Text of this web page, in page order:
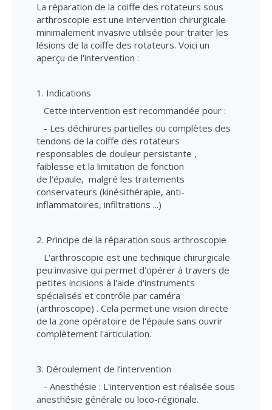
La réparation de la coiffe des rotateurs sous
arthroscopie est une intervention chirurgicale
minimalement invasive utilisée pour traiter les
lésions de la coiffe des rotateurs. Voici un
aperçu de l'intervention :
1. Indications
Cette intervention est recommandée pour :
- Les déchirures partielles ou complètes des
tendons de la coiffe des rotateurs
responsables de douleur persistante ,
faiblesse et la limitation de fonction
de l'épaule, malgré les traitements
conservateurs (kinésithérapie, anti-
inflammatoires, infiltrations ...)
2. Principe de la réparation sous arthroscopie
L'arthroscopie est une technique chirurgicale
peu invasive qui permet d'opérer à travers de
petites incisions à l'aide d'instruments
spécialisés et contrôle par caméra
(arthroscope) . Cela permet une vision directe
de la zone opératoire de l'épaule sans ouvrir
complètement l'articulation.
3. Déroulement de l’intervention
- Anesthésie : L'intervention est réalisée sous
anesthésie générale ou loco-régionale.